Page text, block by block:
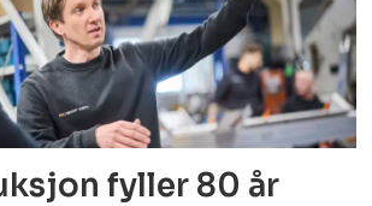
fyller 80 år